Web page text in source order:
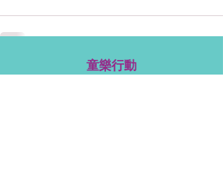
童樂行動